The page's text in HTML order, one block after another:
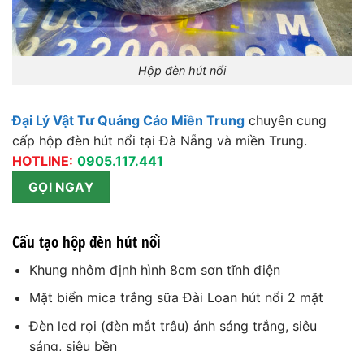
Hộp đèn hút nổi
Đại Lý Vật Tư Quảng Cáo Miền Trung chuyên cung
cấp hộp đèn hút nổi tại Đà Nẵng và miền Trung.
HOTLINE: 0905.117.441
GỌI NGAY
Cấu tạo hộp đèn hút nổi
Khung nhôm định hình 8cm sơn tĩnh điện
Mặt biển mica trắng sữa Đài Loan hút nổi 2 mặt
Đèn led rọi (đèn mắt trâu) ánh sáng trắng, siêu
sáng, siêu bền